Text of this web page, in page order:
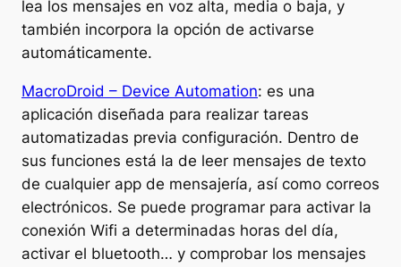
lea los mensajes en voz alta, media o baja, y
también incorpora la opción de activarse
automáticamente.
MacroDroid – Device Automation: es una
aplicación diseñada para realizar tareas
automatizadas previa configuración. Dentro de
sus funciones está la de leer mensajes de texto
de cualquier app de mensajería, así como correos
electrónicos. Se puede programar para activar la
conexión Wifi a determinadas horas del día,
activar el bluetooth… y comprobar los mensajes